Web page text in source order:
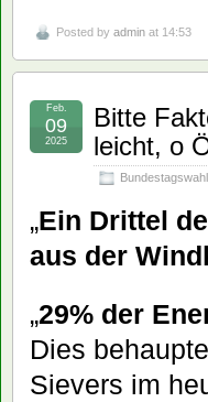
Posted by admin at 14:53
Bitte
leicht, o
Feb.
09
2025
„Ein Drittel
aus der
„29% der
Dies
Sievers im